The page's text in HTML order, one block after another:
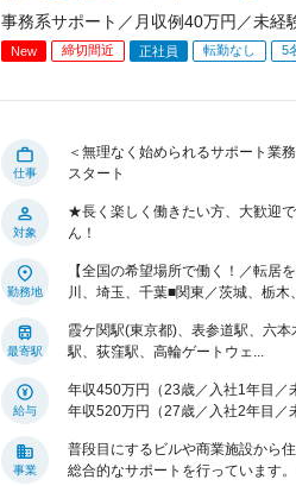
事務系サポート／月収例40万円／未経
New 締切間近 正社員 転勤なし 5
仕事
＜無理なく始められるサポート業
スタート
対象
★長く楽しく働きたい方、大歓迎
ん！
勤務地
【全国の希望場所で働く！／転居
川、埼玉、千葉■関東／茨城、栃木
最寄駅
霞ケ関駅(東京都)、表参道駅、六
駅、荻窪駅、高輪ゲートウェ...
給与
年収450万円（23歳／入社1年目／
年収520万円（27歳／入社2年目／
事業
普段目にするビルや商業施設から
総合的なサポートを行っています